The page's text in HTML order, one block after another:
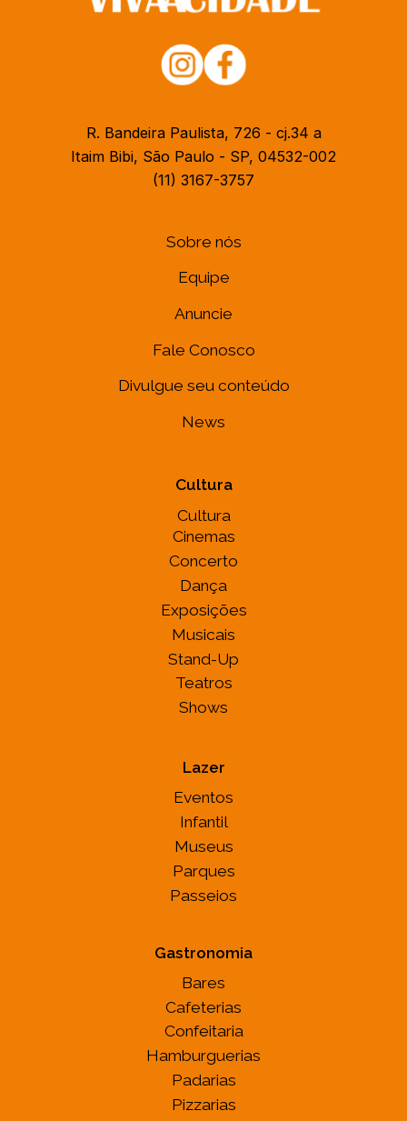
R. Bandeira Paulista, 726 - cj.34 a
Itaim Bibi, São Paulo - SP, 04532-002
(11) 3167-3757
Sobre nós
Equipe
Anuncie
Fale Conosco
Divulgue seu conteúdo
News
Cultura
Cultura
Cinemas
Concerto
Dança
Exposições
Musicais
Stand-Up
Teatros
Shows
Lazer
Eventos
Infantil
Museus
Parques
Passeios
Gastronomia
Bares
Cafeterias
Confeitaria
Hamburguerias
Padarias
Pizzarias